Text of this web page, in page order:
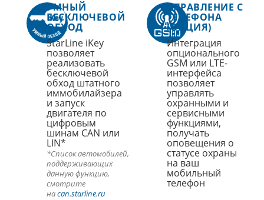
УМНЫЙ
БЕСКЛЮЧЕВОЙ
ОБХОД
StarLine iKey
позволяет
реализовать
бесключевой
обход штатного
иммобилайзера
и запуск
двигателя по
цифровым
шинам CAN или
LIN*
*Список автомобилей,
поддерживающих
данную функцию,
смотрите
наcan.starline.ru
УПРАВЛЕНИЕ С
ТЕЛЕФОНА
(ОПЦИЯ)
Интеграция
опционального
GSM или LTE-
интерфейса
позволяет
управлять
охранными и
сервисными
функциями,
получать
оповещения о
статусе охраны
на ваш
мобильный
телефон